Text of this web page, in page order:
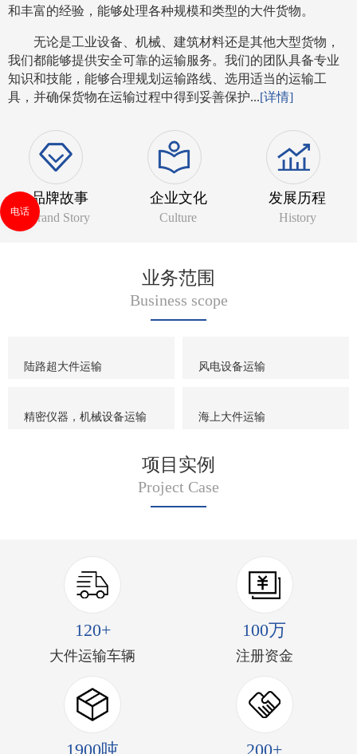
和丰富的经验，能够处理各种规模和类型的大件货物。
无论是工业设备、机械、建筑材料还是其他大型货物，
我们都能够提供安全可靠的运输服务。我们的团队具备专业
知识和技能，能够合理规划运输路线、选用适当的运输工
具，并确保货物在运输过程中得到妥善保护...[详情]
品牌故事
Brand Story
企业文化
Culture
发展历程
History
业务范围
Business scope
陆路超大件运输 风电设备运输
精密仪器，机械设备运输 海上大件运输
项目实例
Project Case
120+
大件运输车辆
100万
注册资金
1900吨 200+
电话